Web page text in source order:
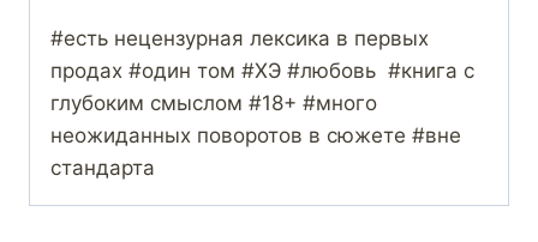
#есть нецензурная лексика в первых
продах #один том #ХЭ #любовь #книга с
глубоким смыслом #18+ #много
неожиданных поворотов в сюжете #вне
стандарта